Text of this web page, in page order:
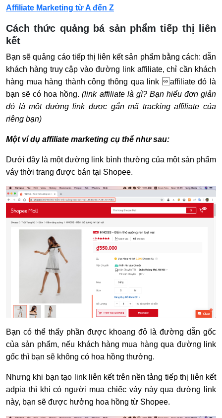
Affiliate Marketing từ A đến Z
Cách thức quảng bá sản phẩm tiếp thị liên
kết
Bạn sẽ quảng cáo tiếp thị liên kết sản phẩm bằng cách: dẫn
khách hàng truy cập vào đường link affiliate, chỉ cần khách
hàng mua hàng thành công thông qua link affiliate đó là
bạn sẽ có hoa hồng.(link affiliate là gì? Bạn hiểu đơn giản
đó là một đường link được gắn mã tracking affiliate của
riêng bạn)
Một ví dụ affiliate marketing cụ thể như sau:
Dưới đây là một đường link bình thường của một sản phẩm
váy thời trang được bán tại Shopee.
Bạn có thể thấy phần được khoang đỏ là đường dẫn gốc
của sản phẩm, nếu khách hàng mua hàng qua đường link
gốc thì bạn sẽ không có hoa hồng thưởng.
Nhưng khi bạn tạo link liên kết trên nền tảng tiếp thị liên kết
adpia thì khi có người mua chiếc váy này qua đường link
này, bạn sẽ được hưởng hoa hồng từ Shopee.